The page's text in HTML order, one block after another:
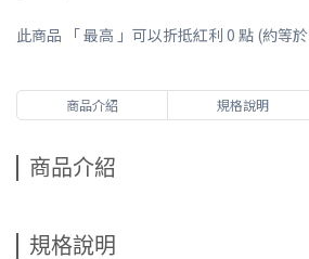
此商品 「 最高 」可以折抵紅利 0 點 (約等於
商品介紹 規格說明
商品介紹
規格說明